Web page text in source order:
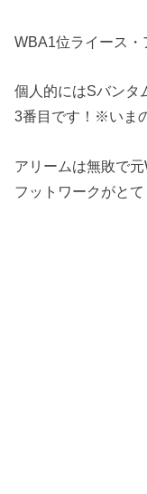
WBA1位ライース・
個人的にはSバンタ
3番目です！※いま
アリームは無敗で
フットワークがとて